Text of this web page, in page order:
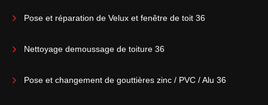
Pose et réparation de Velux et fenêtre de toit 36
Nettoyage demoussage de toiture 36
Pose et changement de gouttières zinc / PVC / Alu 36